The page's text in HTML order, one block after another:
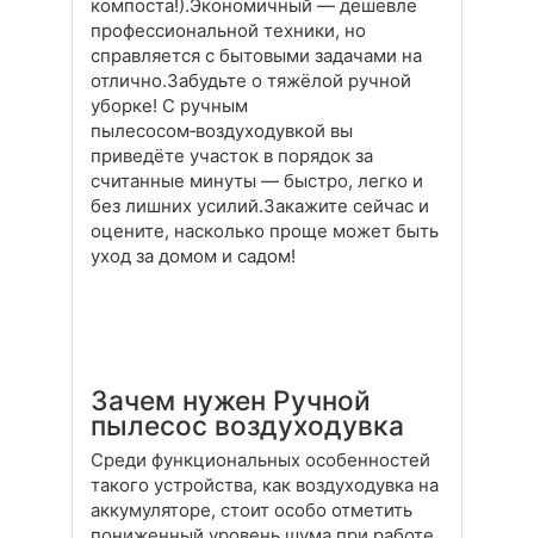
компоста!).Экономичный — дешевле
профессиональной техники, но
справляется с бытовыми задачами на
отлично.Забудьте о тяжёлой ручной
уборке! С ручным
пылесосом‑воздуходувкой вы
приведёте участок в порядок за
считанные минуты — быстро, легко и
без лишних усилий.Закажите сейчас и
оцените, насколько проще может быть
уход за домом и садом!
Зачем нужен Ручной
пылесос воздуходувка
Среди функциональных особенностей
такого устройства, как воздуходувка на
аккумуляторе, стоит особо отметить